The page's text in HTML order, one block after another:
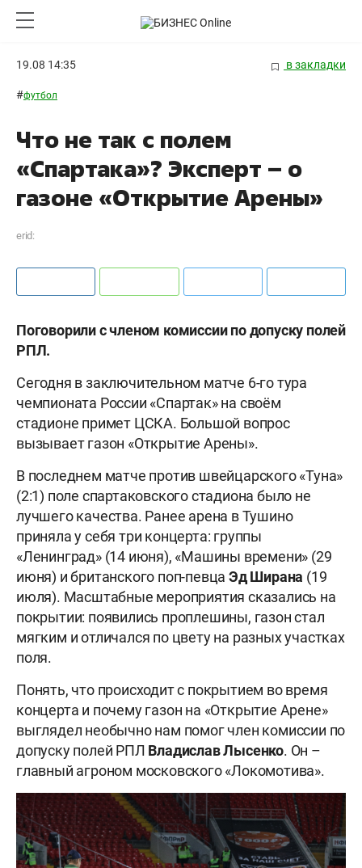
19.08 14:35 в закладки
#футбол
Что не так с полем
«Спартака»? Эксперт – о
газоне «Открытие Арены»
erid:
Поговорили с членом комиссии по допуску полей
РПЛ.
Сегодня в заключительном матче 6-го тура
чемпионата России «Спартак» на своём
стадионе примет ЦСКА. Большой вопрос
вызывает газон «Открытие Арены».
В последнем матче против швейцарского «Туна»
(2:1) поле спартаковского стадиона было не
лучшего качества. Ранее арена в Тушино
приняла у себя три концерта: группы
«Ленинград» (14 июня), «Машины времени» (29
июня) и британского поп-певца Эд Ширана (19
июля). Масштабные мероприятия сказались на
покрытии: появились проплешины, газон стал
мягким и отличался по цвету на разных участках
поля.
Понять, что происходит с покрытием во время
концерта и почему газон на «Открытие Арене»
выглядел необычно нам помог член комиссии по
допуску полей РПЛ Владислав Лысенко. Он –
главный агроном московского «Локомотива».